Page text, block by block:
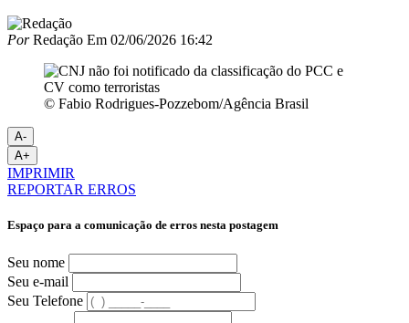
PorRedação Em 02/06/2026 16:42
© Fabio Rodrigues-Pozzebom/Agência Brasil
A-
A+
IMPRIMIR
REPORTAR ERROS
Espaço para a comunicação de erros nesta postagem
Seu nome
Seu e-mail
Seu Telefone